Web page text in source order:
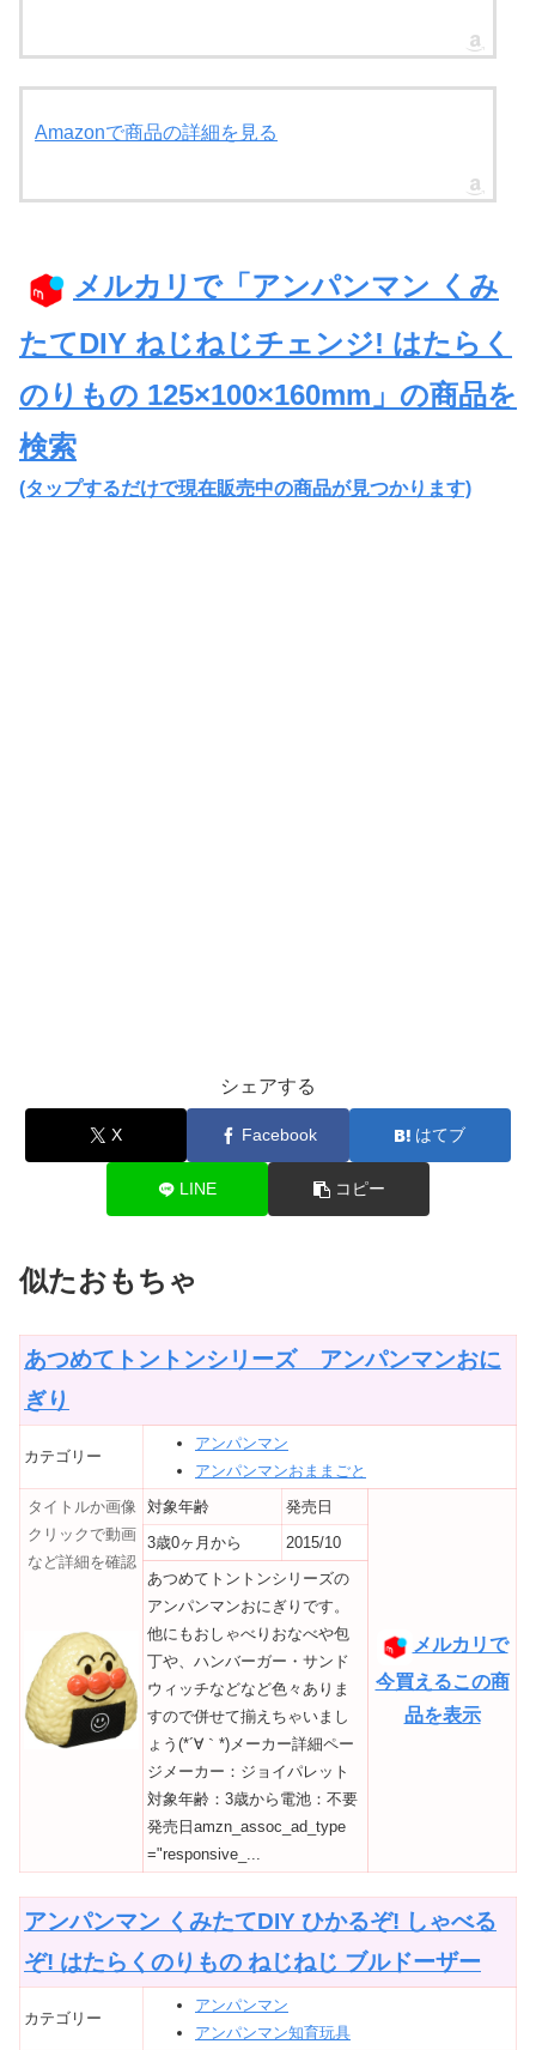
ん人形、ドキンちゃん人形、ネジ×15個(5色)、ド
●※連続電池耐久時間:10時間
●対象年齢:3才以上
●電池種別:単四電池3本(電池は別売りのため別途
ご購入ください)
●連続使用時間:約10時間
●3種の車を作るだけでなく、好きな部品を組み合
わせることでお子様の自由な発想でカスタマイズ
も楽しむことができます。
Amazonで商品の詳細を見る
メルカリで「アンパンマン くみ
たてDIY ねじねじチェンジ! はたらく
のりもの 125×100×160mm」の商品を
検索
(タップするだけで現在販売中の商品が見つかります)
シェアする
X Facebook はてブ
LINE コピー
似たおもちゃ
あつめてトントンシリーズ アンパンマンおに
ぎり
カテゴリー
アンパンマン
アンパンマンおままごと
タイトルか画像
クリックで動画
など詳細を確認
対象年齢 発売日
メルカリで
今買えるこの商
品を表示
3歳0ヶ月から
2015/10
あつめてトントンシリーズの
アンパンマンおにぎりです。
他にもおしゃべりおなべや包
丁や、ハンバーガー・サンド
ウィッチなどなど色々ありま
すので併せて揃えちゃいまし
ょう(*´∀｀*)メーカー詳細ペー
ジメーカー：ジョイパレット
対象年齢：3歳から電池：不要
発売日amzn_assoc_ad_type
="responsive_...
アンパンマン くみたてDIY ひかるぞ! しゃべる
ぞ! はたらくのりもの ねじねじ ブルドーザー
カテゴリー
アンパンマン
アンパンマン知育玩具